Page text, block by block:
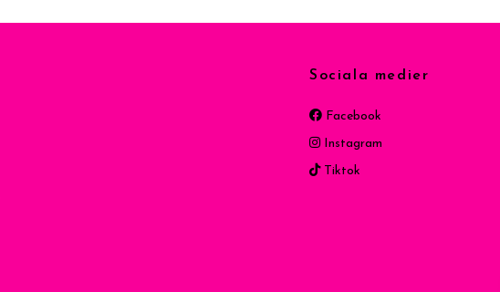
Sociala medier
Facebook
Instagram
Tiktok